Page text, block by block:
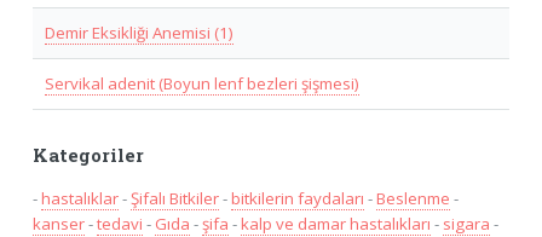
Demir Eksikliği Anemisi (1)
Servikal adenit (Boyun lenf bezleri şişmesi)
Kategoriler
-hastalıklar-Şifalı Bitkiler-bitkilerin faydaları -Beslenme -
kanser-tedavi - Gıda -şifa -kalp ve damar hastalıkları - sigara -